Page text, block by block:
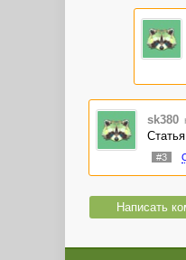
sk380
#3
Написать